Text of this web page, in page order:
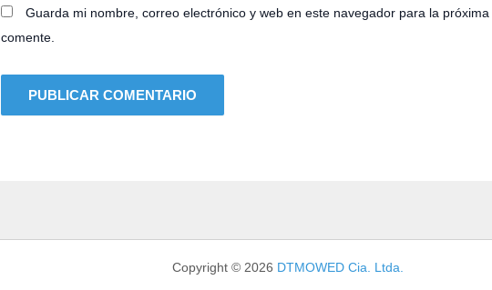
Guarda mi nombre, correo electrónico y web en este navegador para la
comente.
Copyright © 2026 DTMOWED Cia. Ltda.